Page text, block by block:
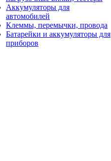
Аккумуляторы для
автомобилей
Клеммы, перемычки, провода
Батарейки и аккумуляторы для
приборов